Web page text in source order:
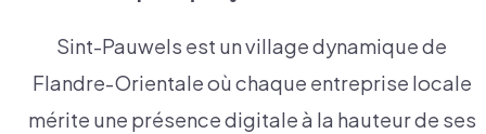
Sint-Pauwels est un village dynamique de
Flandre-Orientale où chaque entreprise locale
mérite une présence digitale à la hauteur de ses